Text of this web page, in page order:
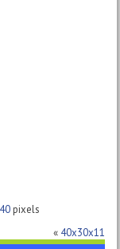
pixels
« 40x30x11